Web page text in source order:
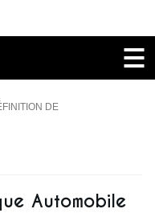
DE
Automobile